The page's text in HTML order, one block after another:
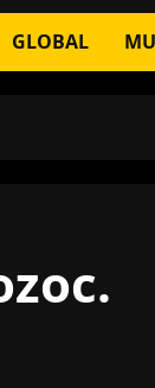
GLOBAL